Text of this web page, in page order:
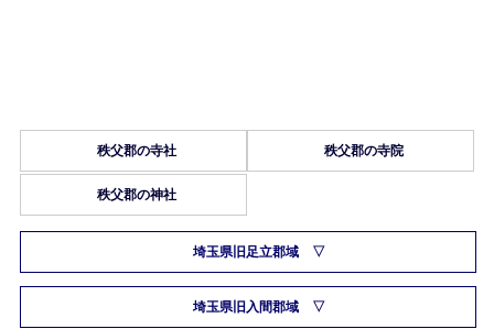
秩父郡の寺社 秩父郡の寺院
秩父郡の神社
埼玉県旧足立郡域
埼玉県旧入間郡域